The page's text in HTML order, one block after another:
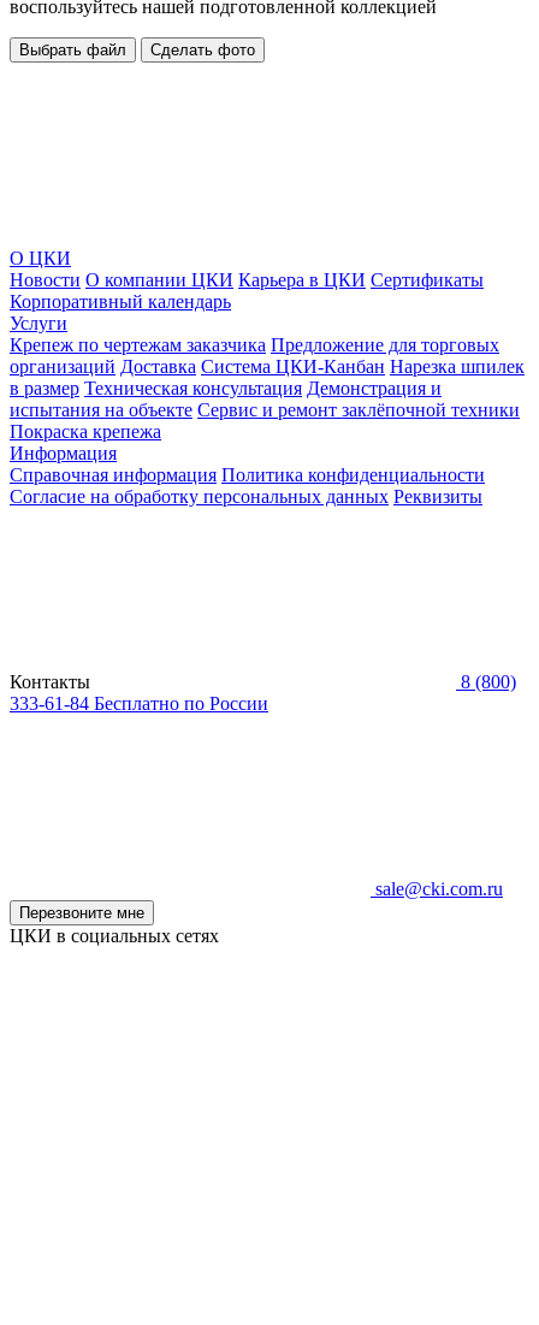
воспользуйтесь нашей подготовленной коллекцией
Выбрать файл Сделать фото
О ЦКИ
Новости О компании ЦКИ Карьера в ЦКИ Сертификаты
Корпоративный календарь
Услуги
Крепеж по чертежам заказчика Предложение для торговых
организаций Доставка Система ЦКИ-Канбан Нарезка шпилек
в размер Техническая консультация Демонстрация и
испытания на объекте Сервис и ремонт заклёпочной техники
Покраска крепежа
Информация
Справочная информация Политика конфиденциальности
Согласие на обработку персональных данных Реквизиты
Контакты
8 (800)
333-61-84 Бесплатно по России
sale@cki.com.ru
Перезвоните мне
ЦКИ в социальных сетях